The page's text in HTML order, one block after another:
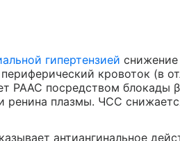
гипертензией
кровоток (в
РААС посредством блокады
ренина плазмы. ЧСС
антиангинальное